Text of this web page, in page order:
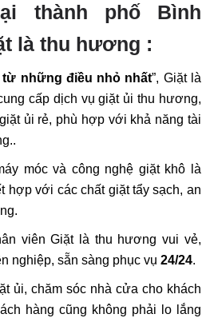
thành phố Bình
là thu hương :
từ những điều nhỏ nhất”, Giặt là
cấp dịch vụ giặt ủi thu hương,
ủi rẻ, phù hợp với khả năng tài
móc và công nghệ giặt khô là
hợp với các chất giặt tẩy sạch, an
viên Giặt là thu hương vui vẻ,
nghiệp, sẵn sàng phục vụ24/24.
ủi, chăm sóc nhà cửa cho khách
hàng cũng không phải lo lắng